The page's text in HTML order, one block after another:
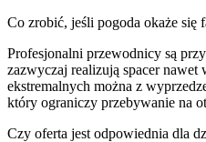
Co zrobić, jeśli pogoda okaże się
Profesjonalni przewodnicy są
zazwyczaj realizują spacer nawet
ekstremalnych można z
który ograniczy przebywanie na
Czy oferta jest odpowiednia dla